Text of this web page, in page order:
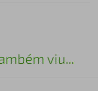
viu...